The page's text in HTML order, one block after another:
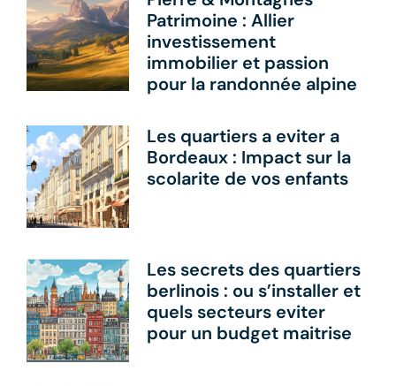
Patrimoine : Allier
investissement
immobilier et passion
pour la randonnée alpine
Les quartiers a eviter a
Bordeaux : Impact sur la
scolarite de vos enfants
Les secrets des quartiers
berlinois : ou s’installer et
quels secteurs eviter
pour un budget maitrise